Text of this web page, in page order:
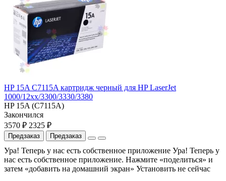
HP 15A C7115A картридж черный для HP LaserJet
1000/12xx/3300/3330/3380
HP 15A (C7115A)
Закончился
3570 ₽ 2325 ₽
Предзаказ Предзаказ
Ура! Теперь у нас есть собственное приложение Ура! Теперь у
нас есть собственное приложение. Нажмите «поделиться» и
затем «добавить на домашний экран» Установить не сейчас